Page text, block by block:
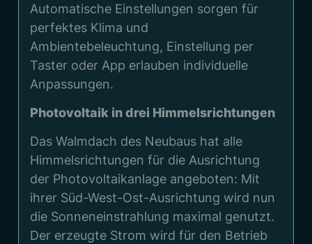
Automatische Einstellungen sorgen für
perfektes Klima und
Ambientebeleuchtung, Einstellung per
Taster oder App erlauben individuelle
Anpassungen.
Photovoltaik in drei Himmelsrichtungen
Das Walmdach des Neubaus hat alle
Himmelsrichtungen für die Ausrichtung
der Photovoltaikanlage angeboten: Mit
ihrer Süd-West-Ost-Ausrichtung wird nun
die Sonneneinstrahlung maximal genutzt.
Der erzeugte Strom wird für den Betrieb